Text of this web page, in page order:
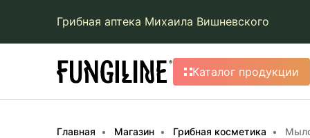
Грибная аптека Михаила Вишневского
Каталог продукции
Главная Магазин Грибная косметика